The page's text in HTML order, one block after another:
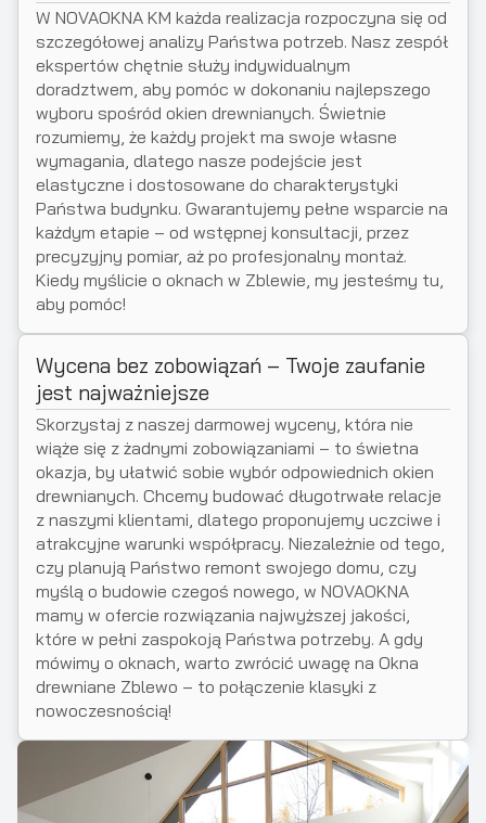
W NOVAOKNA KM każda realizacja rozpoczyna się od
szczegółowej analizy Państwa potrzeb. Nasz zespół
ekspertów chętnie służy indywidualnym
doradztwem, aby pomóc w dokonaniu najlepszego
wyboru spośród okien drewnianych. Świetnie
rozumiemy, że każdy projekt ma swoje własne
wymagania, dlatego nasze podejście jest
elastyczne i dostosowane do charakterystyki
Państwa budynku. Gwarantujemy pełne wsparcie na
każdym etapie – od wstępnej konsultacji, przez
precyzyjny pomiar, aż po profesjonalny montaż.
Kiedy myślicie o oknach w Zblewie, my jesteśmy tu,
aby pomóc!
Wycena bez zobowiązań – Twoje zaufanie
jest najważniejsze
Skorzystaj z naszej darmowej wyceny, która nie
wiąże się z żadnymi zobowiązaniami – to świetna
okazja, by ułatwić sobie wybór odpowiednich okien
drewnianych. Chcemy budować długotrwałe relacje
z naszymi klientami, dlatego proponujemy uczciwe i
atrakcyjne warunki współpracy. Niezależnie od tego,
czy planują Państwo remont swojego domu, czy
myślą o budowie czegoś nowego, w NOVAOKNA
mamy w ofercie rozwiązania najwyższej jakości,
które w pełni zaspokoją Państwa potrzeby. A gdy
mówimy o oknach, warto zwrócić uwagę na Okna
drewniane Zblewo – to połączenie klasyki z
nowoczesnością!